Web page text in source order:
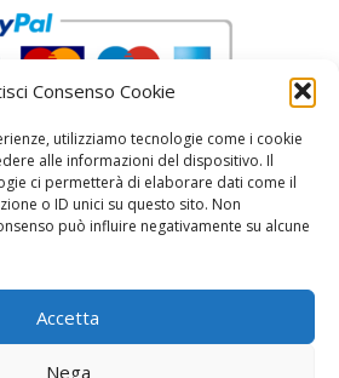
Consenso Cookie
utilizziamo tecnologie come i cookie
alle informazioni del dispositivo. Il
ci permetterà di elaborare dati come il
o ID unici su questo sito. Non
può influire negativamente su alcune
Accetta
Nega
Privacy Policy and